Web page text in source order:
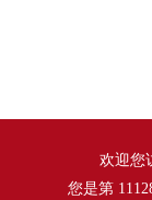
欢迎您
您是第